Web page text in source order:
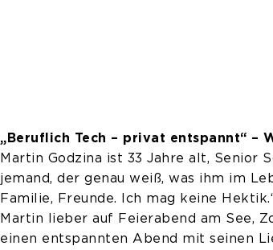
„Beruflich Tech – privat entspannt“ –
Martin Godzina ist 33 Jahre alt, Senior
jemand, der genau weiß, was ihm im
Familie, Freunde. Ich mag keine
Martin lieber auf Feierabend am See,
einen entspannten Abend mit seinen